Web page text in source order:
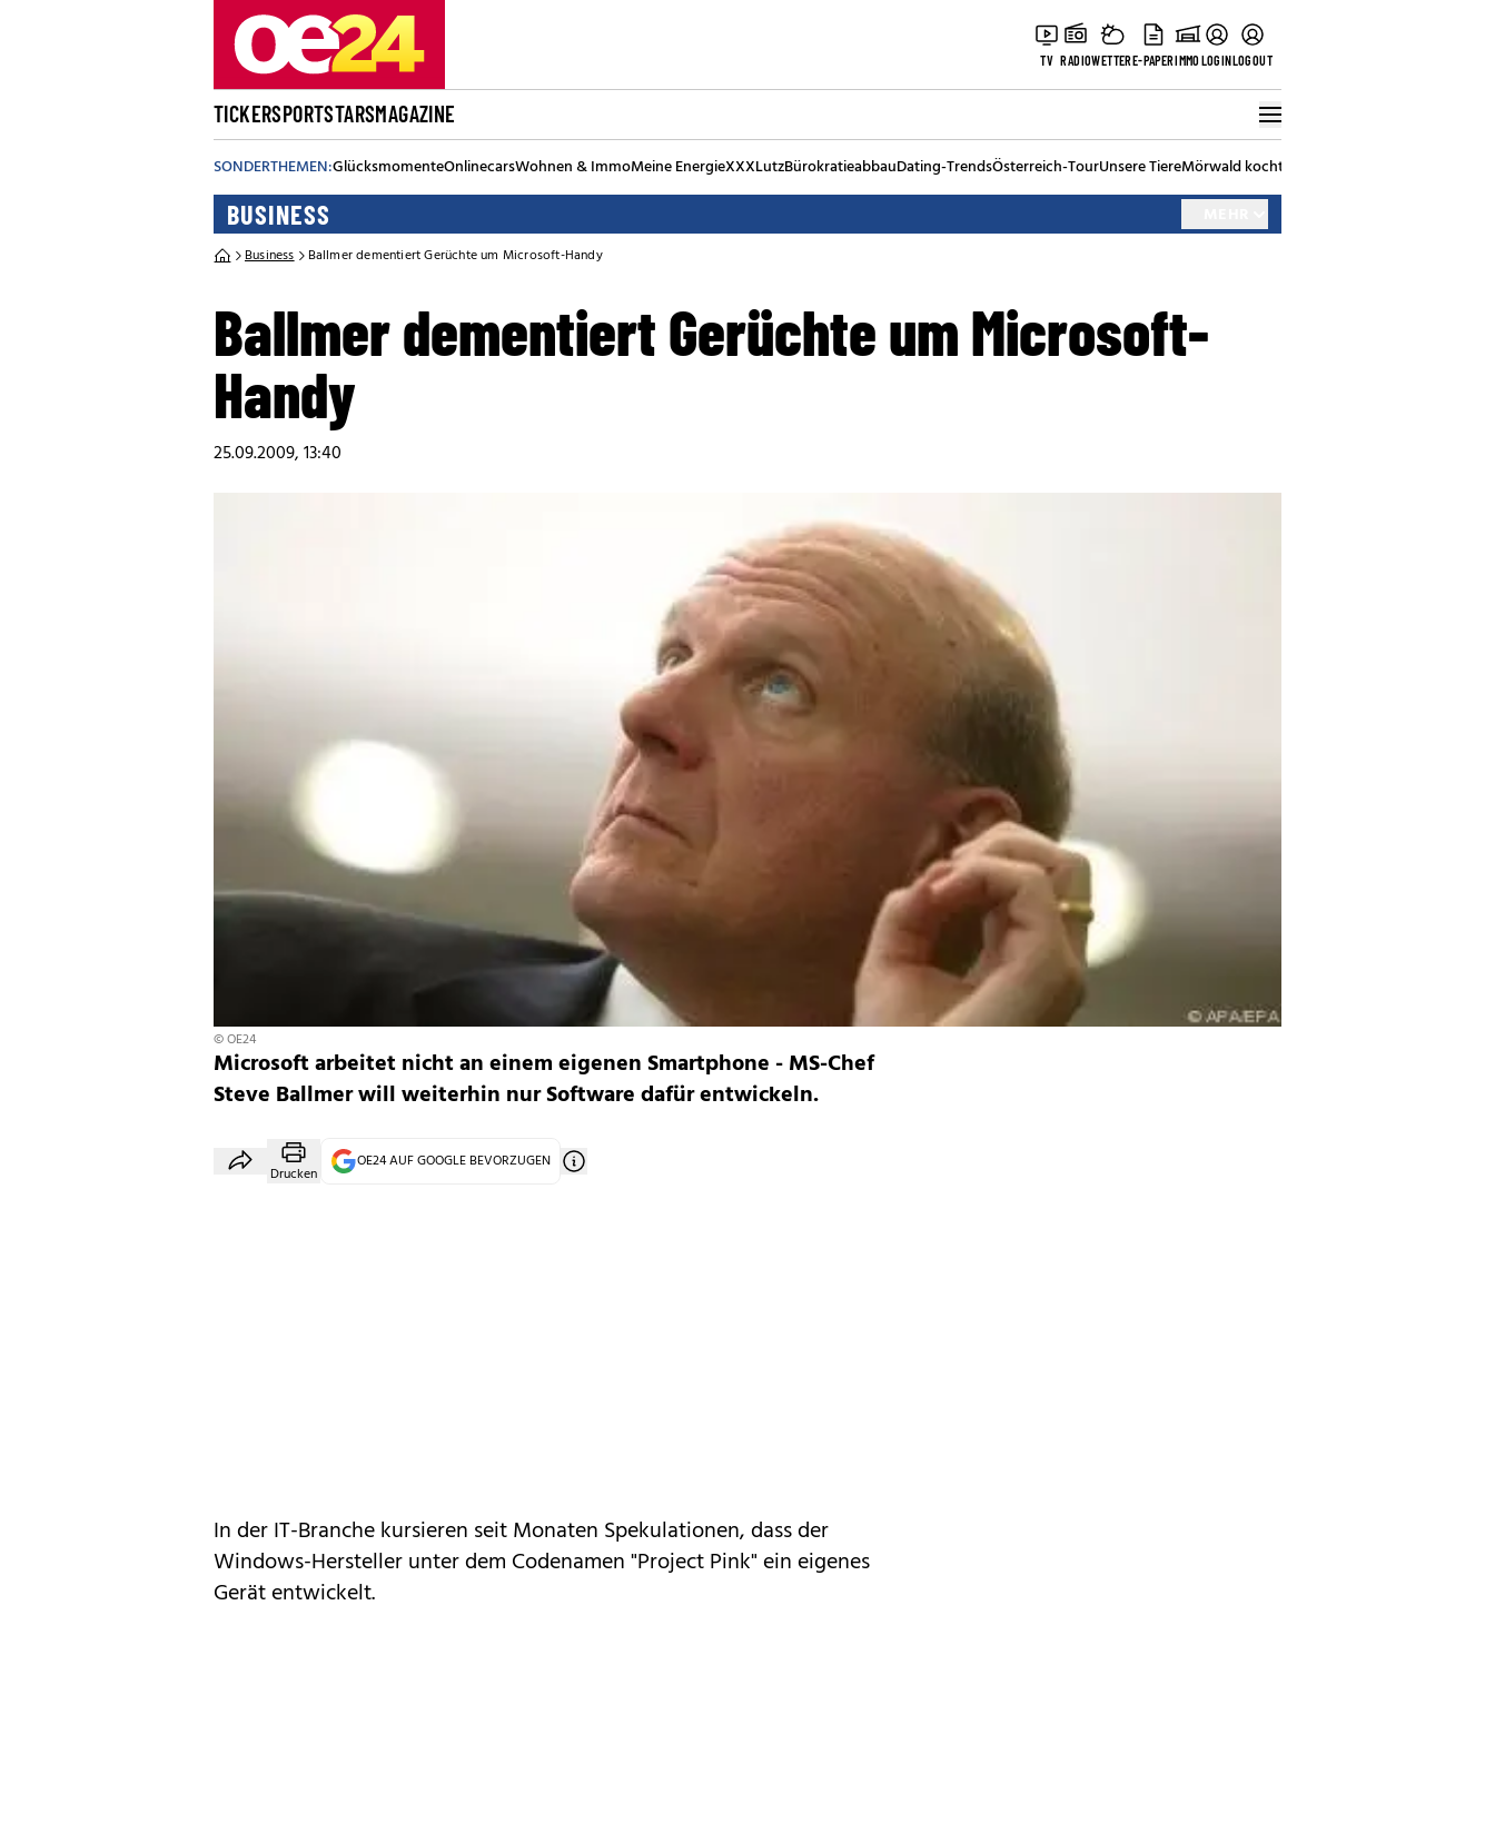
TV RADIOWETTERE-PAPERIMMOLOGINLOGOUT
TICKERSPORTSTARSMAGAZINE
SONDERTHEMEN:GlücksmomenteOnlinecarsWohnen & ImmoMeine EnergieXXXLutzBürokratieabbauDating-TrendsÖsterreich-TourUnsere TiereMörwald kocht
BUSINESS
Business Ballmer dementiert Gerüchte um Microsoft-Handy
Ballmer dementiert Gerüchte um Microsoft-
Handy
25.09.2009, 13:40
© OE24
Microsoft arbeitet nicht an einem eigenen Smartphone - MS-Chef
Steve Ballmer will weiterhin nur Software dafür entwickeln.
Drucken
OE24 AUF GOOGLE BEVORZUGEN
In der IT-Branche kursieren seit Monaten Spekulationen, dass der
Windows-Hersteller unter dem Codenamen "Project Pink" ein eigenes
Gerät entwickelt.